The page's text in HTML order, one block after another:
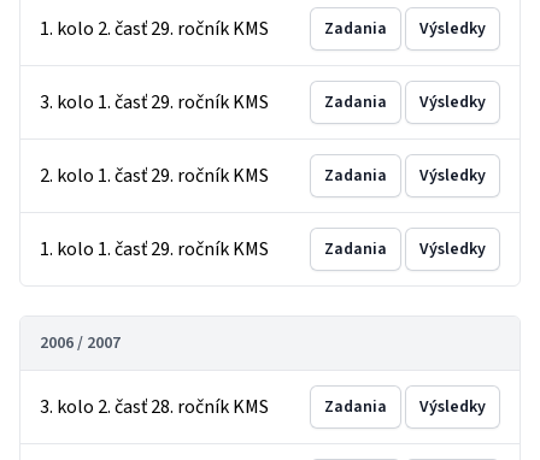
1. kolo 2. časť 29. ročník KMS Zadania Výsledky
3. kolo 1. časť 29. ročník KMS Zadania Výsledky
2. kolo 1. časť 29. ročník KMS Zadania Výsledky
1. kolo 1. časť 29. ročník KMS Zadania Výsledky
2006 / 2007
3. kolo 2. časť 28. ročník KMS Zadania Výsledky